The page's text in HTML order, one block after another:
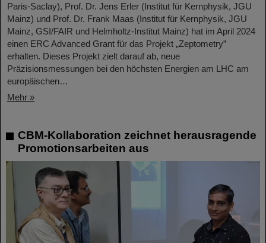
Paris-Saclay), Prof. Dr. Jens Erler (Institut für Kernphysik, JGU
Mainz) und Prof. Dr. Frank Maas (Institut für Kernphysik, JGU
Mainz, GSI/FAIR und Helmholtz-Institut Mainz) hat im April 2024
einen ERC Advanced Grant für das Projekt „Zeptometry”
erhalten. Dieses Projekt zielt darauf ab, neue
Präzisionsmessungen bei den höchsten Energien am LHC am
europäischen…
Mehr »
CBM-Kollaboration zeichnet herausragende
Promotionsarbeiten aus